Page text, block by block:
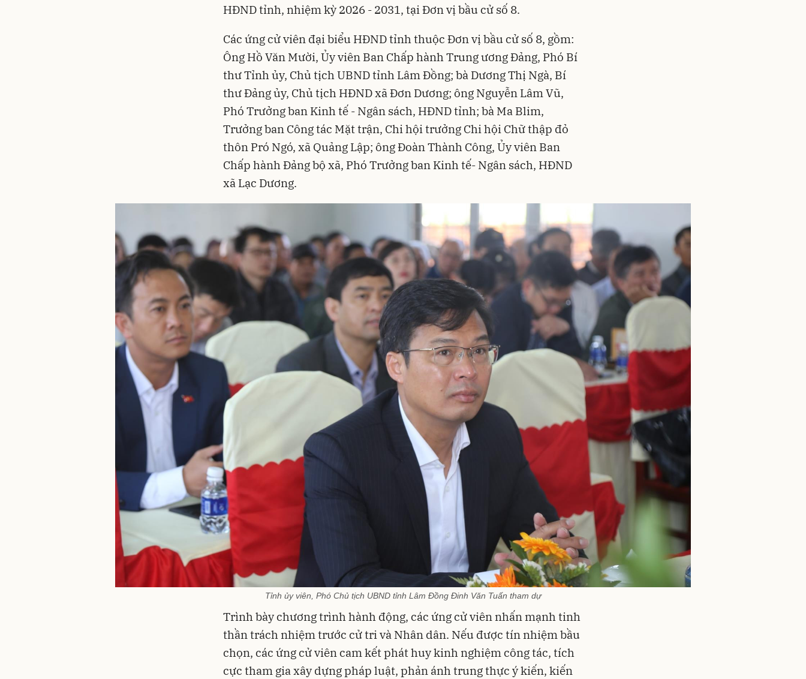
HĐND tỉnh, nhiệm kỳ 2026 - 2031, tại Đơn vị bầu cử số 8.
Các ứng cử viên đại biểu HĐND tỉnh thuộc Đơn vị bầu cử số 8, gồm:
Ông Hồ Văn Mười, Ủy viên Ban Chấp hành Trung ương Đảng, Phó Bí
thư Tỉnh ủy, Chủ tịch UBND tỉnh Lâm Đồng; bà Dương Thị Ngà, Bí
thư Đảng ủy, Chủ tịch HĐND xã Đơn Dương; ông Nguyễn Lâm Vũ,
Phó Trưởng ban Kinh tế - Ngân sách, HĐND tỉnh; bà Ma Blim,
Trưởng ban Công tác Mặt trận, Chi hội trưởng Chi hội Chữ thập đỏ
thôn Pró Ngó, xã Quảng Lập; ông Đoàn Thành Công, Ủy viên Ban
Chấp hành Đảng bộ xã, Phó Trưởng ban Kinh tế- Ngân sách, HĐND
xã Lạc Dương.
Tỉnh ủy viên, Phó Chủ tịch UBND tỉnh Lâm Đồng Đinh Văn Tuấn tham dự
Trình bày chương trình hành động, các ứng cử viên nhấn mạnh tinh
thần trách nhiệm trước cử tri và Nhân dân. Nếu được tín nhiệm bầu
chọn, các ứng cử viên cam kết phát huy kinh nghiệm công tác, tích
cực tham gia xây dựng pháp luật, phản ánh trung thực ý kiến, kiến